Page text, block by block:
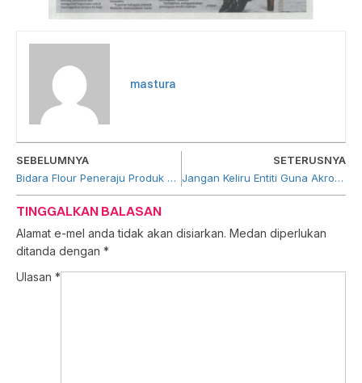
mastura
SEBELUMNYA
Bidara Flour Peneraju Produk Tepung Bumiputera – Bidara Flour
SETERUSNYA
Jangan Keliru Entiti Guna Akronim Sama – PUNB
TINGGALKAN BALASAN
Alamat e-mel anda tidak akan disiarkan. Medan diperlukan
ditanda dengan *
Ulasan *